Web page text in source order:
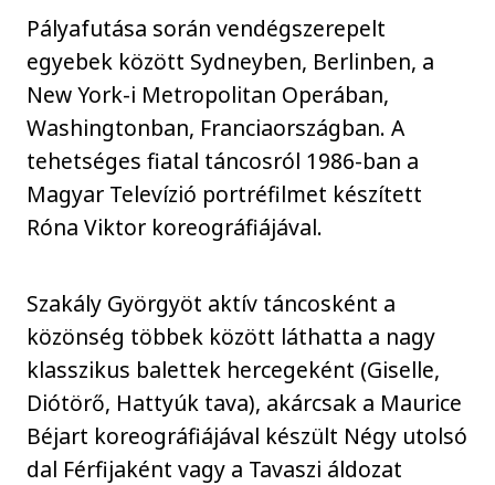
Pályafutása során vendégszerepelt
egyebek között Sydneyben, Berlinben, a
New York-i Metropolitan Operában,
Washingtonban, Franciaországban. A
tehetséges fiatal táncosról 1986-ban a
Magyar Televízió portréfilmet készített
Róna Viktor koreográfiájával.
Szakály Györgyöt aktív táncosként a
közönség többek között láthatta a nagy
klasszikus balettek hercegeként (Giselle,
Diótörő, Hattyúk tava), akárcsak a Maurice
Béjart koreográfiájával készült Négy utolsó
dal Férfijaként vagy a Tavaszi áldozat